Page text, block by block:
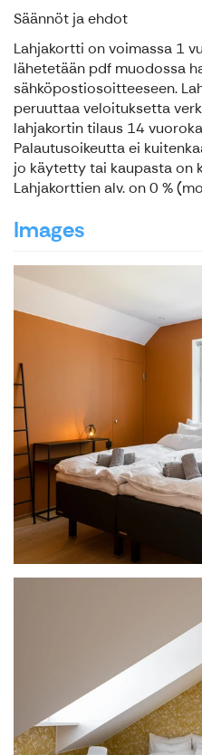
Säännöt ja ehdot
Lahjakortti on voimassa 1
lähetetään pdf muodossa
sähköpostiosoitteeseen.
peruuttaa veloituksetta
lahjakortin tilaus 14
Palautusoikeutta ei
jo käytetty tai kaupasta on
Lahjakorttien alv. on 0 %
Images